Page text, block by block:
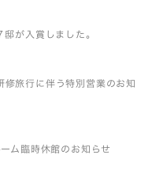
が入賞しました。
旅行に伴う特別営業のお知
ム臨時休館のお知らせ